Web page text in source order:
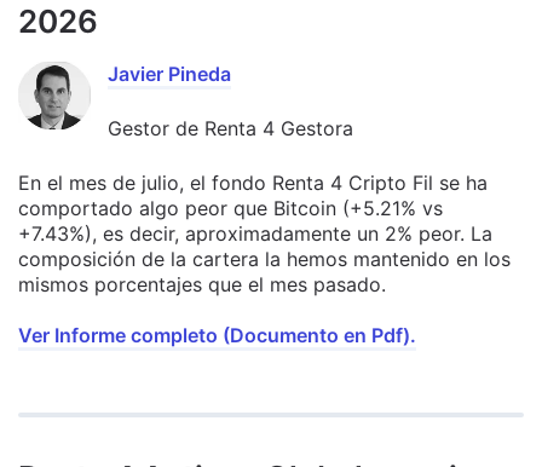
2026
Javier Pineda
Gestor de Renta 4 Gestora
En el mes de julio, el fondo Renta 4 Cripto Fil se ha
comportado algo peor que Bitcoin (+5.21% vs
+7.43%), es decir, aproximadamente un 2% peor. La
composición de la cartera la hemos mantenido en los
mismos porcentajes que el mes pasado.
Ver Informe completo (Documento en Pdf).